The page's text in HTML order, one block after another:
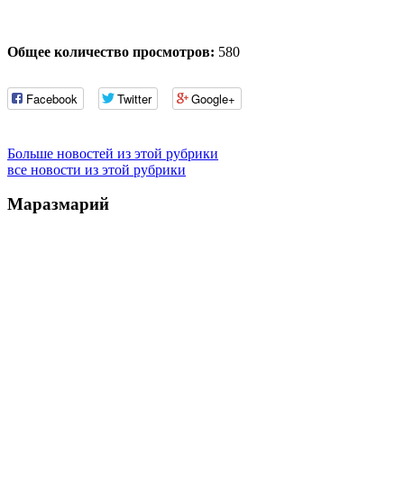
Общее количество просмотров: 580
Facebook Twitter Google+
Больше новостей из этой рубрики
все новости из этой рубрики
Маразмарий